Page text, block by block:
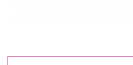
1000 Lei +